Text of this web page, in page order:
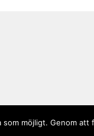
möjligt. Genom